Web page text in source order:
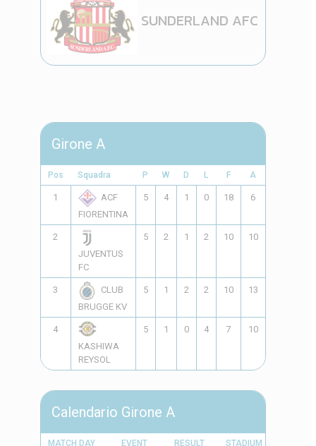
SUNDERLAND AFC
Girone A
Pos Squadra P W D L F A
1
ACF
FIORENTINA
5 4 1 0 18 6
2
JUVENTUS
FC
5 2 1 2 10 10
3
CLUB
BRUGGE KV
5 1 2 2 10 13
4
KASHIWA
REYSOL
5 1 0 4 7 10
Calendario Girone A
MATCH DAY EVENT RESULT STADIUM